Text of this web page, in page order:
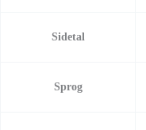
Sidetal
Sprog